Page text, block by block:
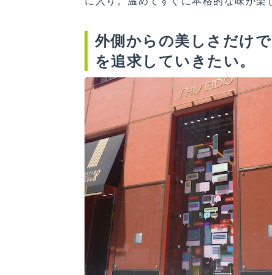
外側からの美しさだけ
を追求していきたい。